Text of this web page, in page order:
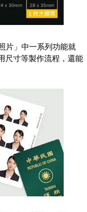
片」中一系列功能就
尺寸等製作流程，還能